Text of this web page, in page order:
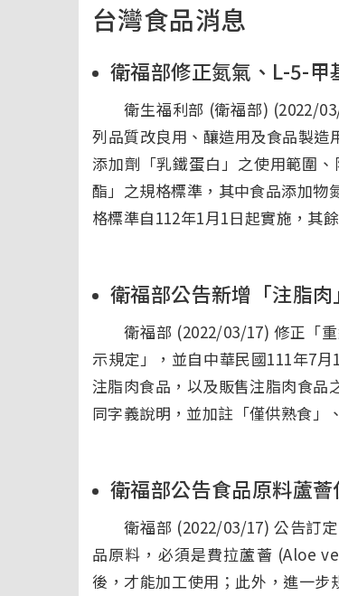
台灣食品消息
衛福部修正氮氣、L-5-甲
衛生福利部 (衛福部) (2022/03/
列品質改良用、釀造用及食品製
添加劑「乳鐵蛋白」之使用範圍
酯」之規格標準，其中食品添加物
格標準自112年1月1日起實施，其
衛福部公告新增「注脂
衛福部 (2022/03/17) 修正「重
示規定」，並自中華民國111年7
注脂肉食品，以及販售注脂肉食品
同字義說明，並加註「僅供熟食」
衛福部公告食品原料蘆
衛福部 (2022/03/17) 公告訂定
品原料，必須是費拉蘆薈 (Aloe
後，才能加工使用；此外，進一